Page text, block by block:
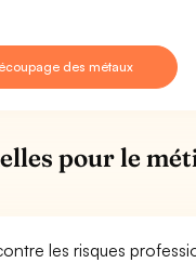
des métaux
pour le
les risques